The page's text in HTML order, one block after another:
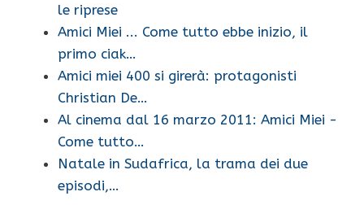
le riprese
Amici Miei ... Come tutto ebbe inizio, il
primo ciak…
Amici miei 400 si girerà: protagonisti
Christian De…
Al cinema dal 16 marzo 2011: Amici Miei -
Come tutto…
Natale in Sudafrica, la trama dei due
episodi,…